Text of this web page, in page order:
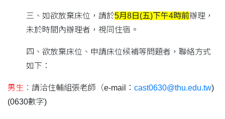
三、如欲放棄床位，請於5月8 日 (五)下午4時前辦理，
未於時間內辦理者，視同住宿。
四、欲放棄床位、申請床位候補等問題者，聯絡方式
如下：
男生： 請洽住輔組張老師（e-mail： cast0630@thu.edu.tw)
(0630數字)